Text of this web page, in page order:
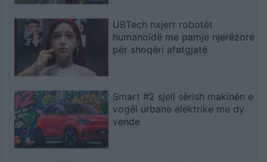
UBTech nxjerr robotët
humanoidë me pamje njerëzore
për shoqëri afatgjatë
Smart #2 sjell sërish makinën e
vogël urbane elektrike me dy
vende